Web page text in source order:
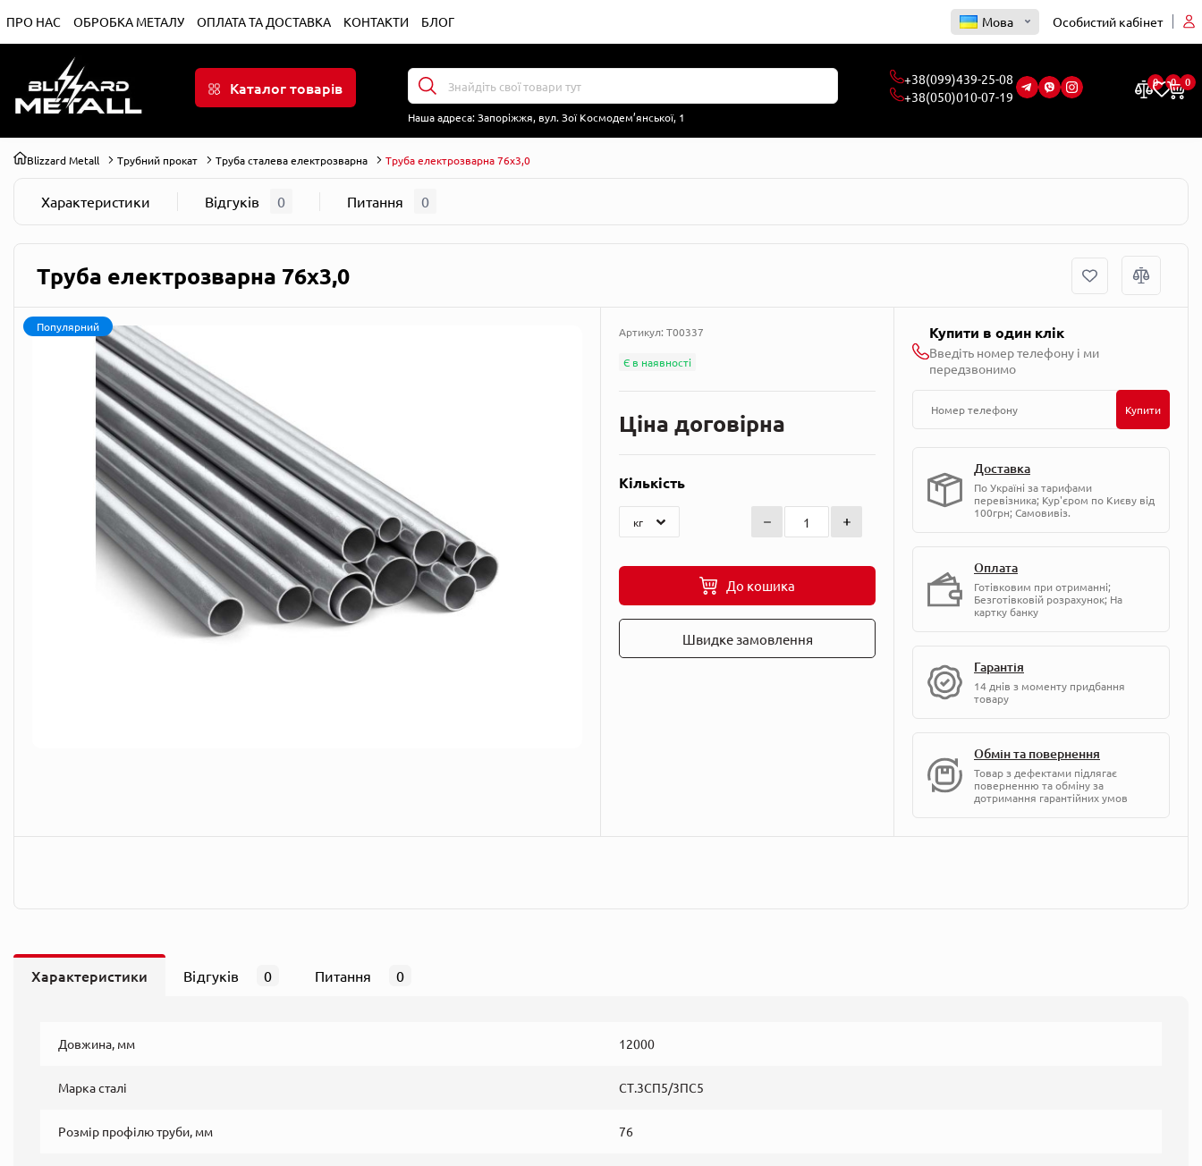
ПРО НАС ОБРОБКА МЕТАЛУ ОПЛАТА ТА ДОСТАВКА КОНТАКТИ БЛОГ Мова Особистий кабінет
Наша адреса:Запоріжжя, вул. Зої Космодем’янської, 1
0 0 0
Каталог товарів
Blizzard Metall Трубний прокат Труба сталева електрозварна Труба електрозварна 76х3,0
Характеристики Відгуків 0 Питання 0
Труба електрозварна 76х3,0
Популярний Артикул: T00337
Є в наявності
Ціна договірна
Кількість
До кошика
Швидке замовлення
Купити в один клік
Введіть номер телефону і ми
передзвонимо
Купити
Доставка
По Україні за тарифами
перевізника; Кур'єром по Києву від
100грн; Самовивіз.
Оплата
Готівковим при отриманні;
Безготівковій розрахунок; На
картку банку
Гарантія
14 днів з моменту придбання
товару
Обмін та повернення
Товар з дефектами підлягає
поверненню та обміну за
дотримання гарантійних умов
Характеристики Відгуків 0 Питання 0
Довжина, мм 12000
Марка сталі СТ.3СП5/3ПС5
Розмір профілю труби, мм 76